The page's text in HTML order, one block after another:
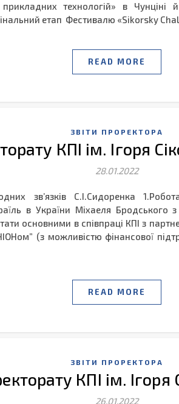
технологій» в Чунціні
етап Фестивалю «Sikorsky
READ MORE
ЗВІТИ ПРОРЕКТОРА
КПІ ім. Ігоря
28.01.2022
зв’язків С.І.Сидоренка
в України Міхаеля Бродського
основними в співпраці КПІ з
(з можливістю фінансової
READ MORE
ЗВІТИ ПРОРЕКТОРА
КПІ ім. Ігоря
26.01.2022